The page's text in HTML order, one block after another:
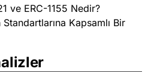
ve ERC-1155 Nedir?
Kapsamlı Bir